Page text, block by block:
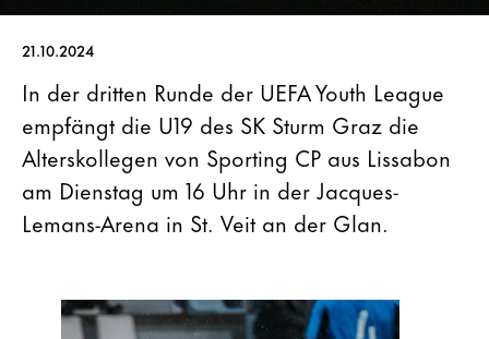
21.10.2024
In der dritten Runde der UEFA Youth League
empfängt die U19 des SK Sturm Graz die
Alterskollegen von Sporting CP aus Lissabon
am Dienstag um 16 Uhr in der Jacques-
Lemans-Arena in St. Veit an der Glan.